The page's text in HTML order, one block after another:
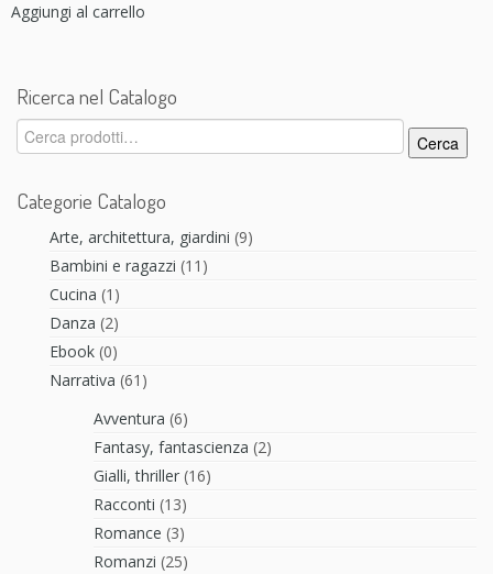
Aggiungi al carrello
Ricerca nel Catalogo
Cerca:
Cerca
Categorie Catalogo
Arte, architettura, giardini (9)
Bambini e ragazzi (11)
Cucina (1)
Danza (2)
Ebook (0)
Narrativa (61)
Avventura (6)
Fantasy, fantascienza (2)
Gialli, thriller (16)
Racconti (13)
Romance (3)
Romanzi (25)